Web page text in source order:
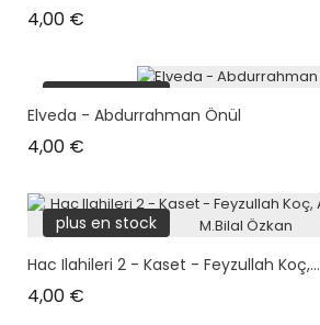
4,00 €
plus en stock
Elveda - Abdurrahman Önül
4,00 €
plus en stock
Hac Ilahileri 2 - Kaset - Feyzullah Koç,...
4,00 €